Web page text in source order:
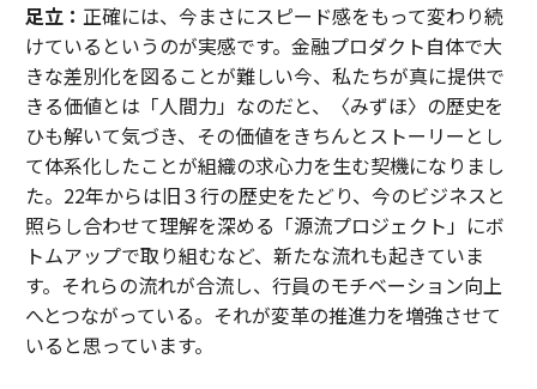
足立： 正確には、今まさにスピード感をもって変わり続
けているというのが実感です。金融プロダクト自体で大
きな差別化を図ることが難しい今、私たちが真に提供で
きる価値とは「人間力」なのだと、〈みずほ〉の歴史を
ひも解いて気づき、その価値をきちんとストーリーとし
て体系化したことが組織の求心力を生む契機になりまし
た。22年からは旧３行の歴史をたどり、今のビジネスと
照らし合わせて理解を深める「源流プロジェクト」にボ
トムアップで取り組むなど、新たな流れも起きていま
す。それらの流れが合流し、行員のモチベーション向上
へとつながっている。それが変革の推進力を増強させて
いると思っています。